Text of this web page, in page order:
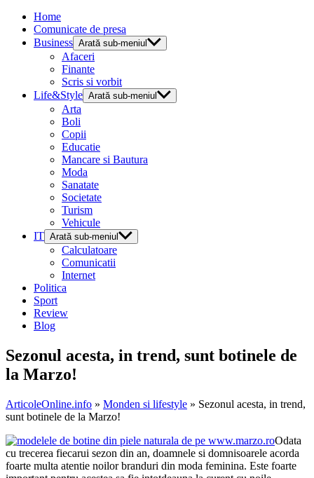
Home
Comunicate de presa
Business Arată sub-meniul
Afaceri
Finante
Scris si vorbit
Life&Style Arată sub-meniul
Arta
Boli
Copii
Educatie
Mancare si Bautura
Moda
Sanatate
Societate
Turism
Vehicule
IT Arată sub-meniul
Calculatoare
Comunicatii
Internet
Politica
Sport
Review
Blog
Sezonul acesta, in trend, sunt botinele de
la Marzo!
ArticoleOnline.info » Monden si lifestyle » Sezonul acesta, in trend,
sunt botinele de la Marzo!
Odata
cu trecerea fiecarui sezon din an, doamnele si domnisoarele acorda
foarte multa atentie noilor branduri din moda feminina. Este foarte